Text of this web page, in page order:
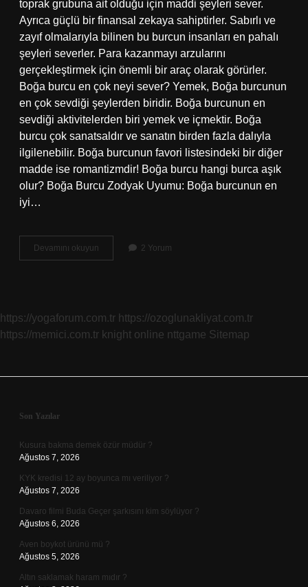
toprak grubuna ait olduğu için maddi şeyleri sever.
Ayrıca güçlü bir finansal zekaya sahiptirler. Sabırlı ve
zayıf olmalarıyla bilinen bu burcun insanları en pahalı
şeyleri severler. Para kazanmayı arzularını
gerçekleştirmek için önemli bir araç olarak görürler.
Boğa burcu en çok neyi sever? Yemek, Boğa burcunun
en çok sevdiği şeylerden biridir. Boğa burcunun en
sevdiği aktivitelerden biri yemek ve içmektir. Boğa
burcu çok sanatsaldır ve sanatın birden fazla dalıyla
ilgilenebilir. Boğa burcunun favori listesindeki bir diğer
madde ise romantizmdir! Boğa burcu hangi burca aşık
olur? Boğa Burcu Zodyak Uyumu: Boğa burcunun en
iyi…
Devamını okuyun
Burcu
2 Yorum
https://yogaforum.com.tr https://ozoglunakliyat.com.tr
https://memici.com.tr knight online nttgame Sitemap
Sidebar
Son Yazılar
Kusura bakma demek özür müdür ?
Ağustos 7, 2026
KYK kredisi 12 ay boyunca mı veriliyor ?
Ağustos 7, 2026
Davaro filmi Buda Geçer şarkısını kim söylüyor ?
Ağustos 6, 2026
Aven boykot ürünü mü ?
Ağustos 5, 2026
Altın saklamak haram mıdır ?